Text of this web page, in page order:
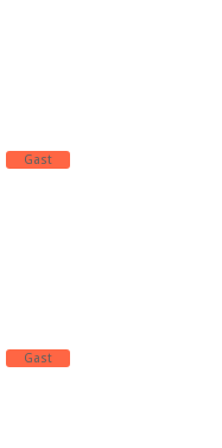
Gast
Gast